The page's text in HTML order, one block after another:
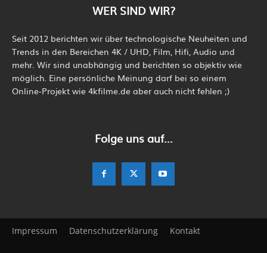
WER SIND WIR?
Seit 2012 berichten wir über technologische Neuheiten und
Trends in den Bereichen 4K / UHD, Film, Hifi, Audio und
mehr. Wir sind unabhängig und berichten so objektiv wie
möglich. Eine persönliche Meinung darf bei so einem
Online-Projekt wie 4kfilme.de aber auch nicht fehlen ;)
Folge uns auf...
Impressum Datenschutzerklärung Kontakt